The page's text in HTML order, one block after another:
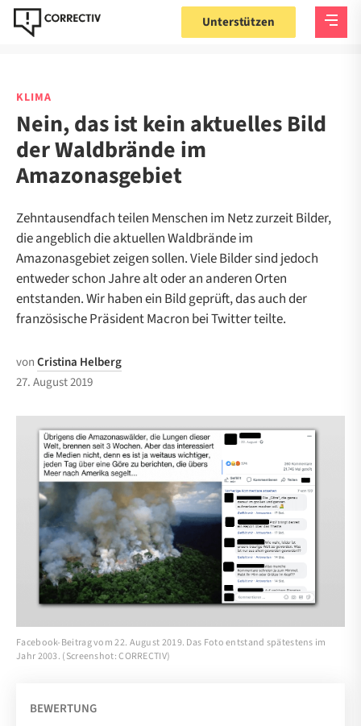
Unterstützen
KLIMA
Nein, das ist kein aktuelles Bild
der Waldbrände im
Amazonasgebiet
Zehntausendfach teilen Menschen im Netz zurzeit Bilder,
die angeblich die aktuellen Waldbrände im
Amazonasgebiet zeigen sollen. Viele Bilder sind jedoch
entweder schon Jahre alt oder an anderen Orten
entstanden. Wir haben ein Bild geprüft, das auch der
französische Präsident Macron bei Twitter teilte.
vonCristina Helberg
27. August 2019
Facebook-Beitrag vom 22. August 2019. Das Foto entstand spätestens im
Jahr 2003. (Screenshot: CORRECTIV)
BEWERTUNG